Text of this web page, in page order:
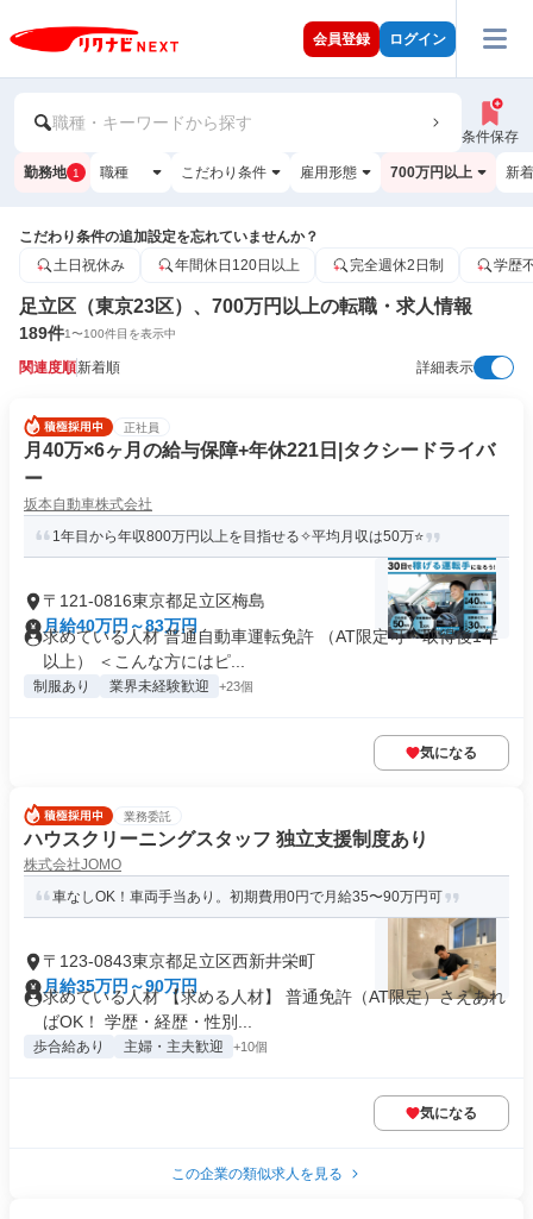
会員登録 ログイン
職種・キーワードから探す
条件保存
勤務地 1 職種 こだわり条件 雇用形態 700万円以上 新
こだわり条件の追加設定を忘れていませんか？
土日祝休み
年間休日120日以上 完全週休2日制 学歴
足立区（東京23区）、700万円以上の転職・求人情報
189件1〜100件目を表示中
関連度順新着順 詳細表示
正社員
月40万×6ヶ月の給与保障+年休221日|タクシードライバ
ー
坂本自動車株式会社
1年目から年収800万円以上を目指せる✧平均月収は50万⭐️
〒121-0816東京都足立区梅島
月給40万円～83万円
求めている人材 普通自動車運転免許 （AT限定可・取得後1年
以上） ＜こんな方にはピ...
制服あり 業界未経験歓迎 +23個
気になる
業務委託
ハウスクリーニングスタッフ 独立支援制度あり
株式会社JOMO
車なしOK！車両手当あり。初期費用0円で月給35〜90万円可
〒123-0843東京都足立区西新井栄町
月給35万円～90万円
求めている人材 【求める人材】 普通免許（AT限定）さえあれ
ばOK！ 学歴・経歴・性別...
歩合給あり 主婦・主夫歓迎 +10個
気になる
この企業の類似求人を見る